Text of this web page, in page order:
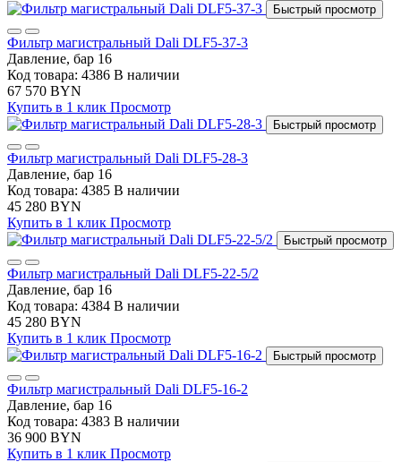
Быстрый просмотр
Фильтр магистральный Dali DLF5-37-3
Давление, бар 16
Код товара: 4386 В наличии
67 570 BYN
Купить в 1 клик Просмотр
Быстрый просмотр
Фильтр магистральный Dali DLF5-28-3
Давление, бар 16
Код товара: 4385 В наличии
45 280 BYN
Купить в 1 клик Просмотр
Быстрый просмотр
Фильтр магистральный Dali DLF5-22-5/2
Давление, бар 16
Код товара: 4384 В наличии
45 280 BYN
Купить в 1 клик Просмотр
Быстрый просмотр
Фильтр магистральный Dali DLF5-16-2
Давление, бар 16
Код товара: 4383 В наличии
36 900 BYN
Купить в 1 клик Просмотр